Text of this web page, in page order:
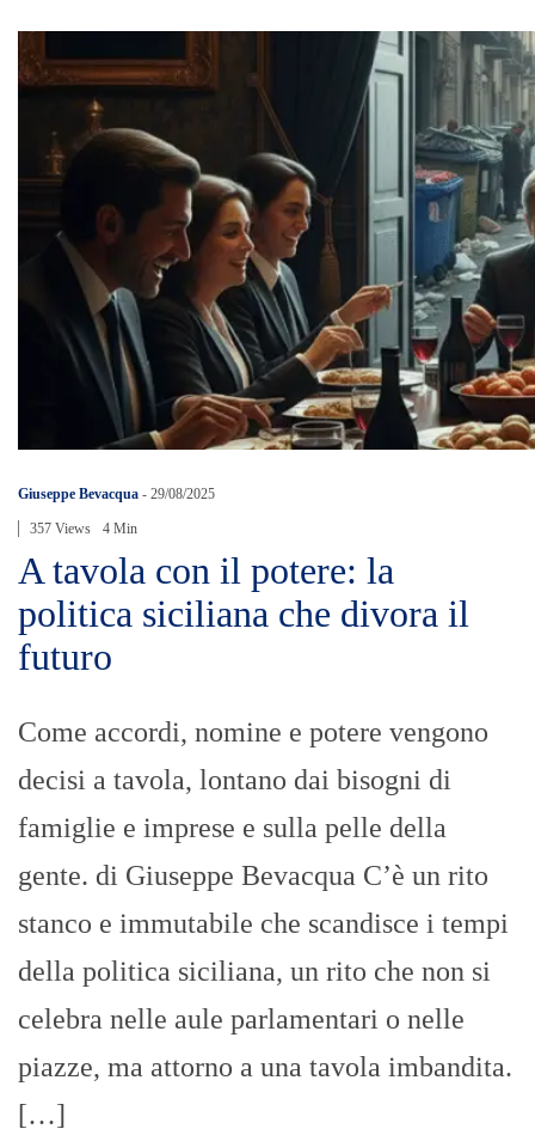
Giuseppe Bevacqua - 29/08/2025
357 Views 4 Min
A tavola con il potere: la
politica siciliana che divora il
futuro
Come accordi, nomine e potere vengono
decisi a tavola, lontano dai bisogni di
famiglie e imprese e sulla pelle della
gente. di Giuseppe Bevacqua C’è un rito
stanco e immutabile che scandisce i tempi
della politica siciliana, un rito che non si
celebra nelle aule parlamentari o nelle
piazze, ma attorno a una tavola imbandita.
[…]